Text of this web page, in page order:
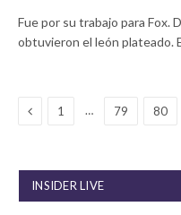
Fue por su trabajo para Fox.
obtuvieron el león plateado.
Previous
1 … 79 80
INSIDER LIVE